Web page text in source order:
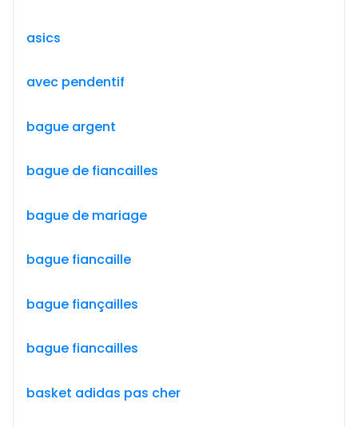
asics
avec pendentif
bague argent
bague de fiancailles
bague de mariage
bague fiancaille
bague fiançailles
bague fiancailles
basket adidas pas cher